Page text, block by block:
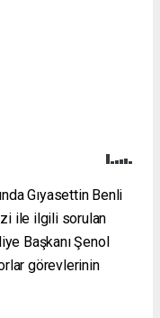
Gıyasettin Benli
ile ilgili sorulan
Başkanı Şenol
görevlerinin